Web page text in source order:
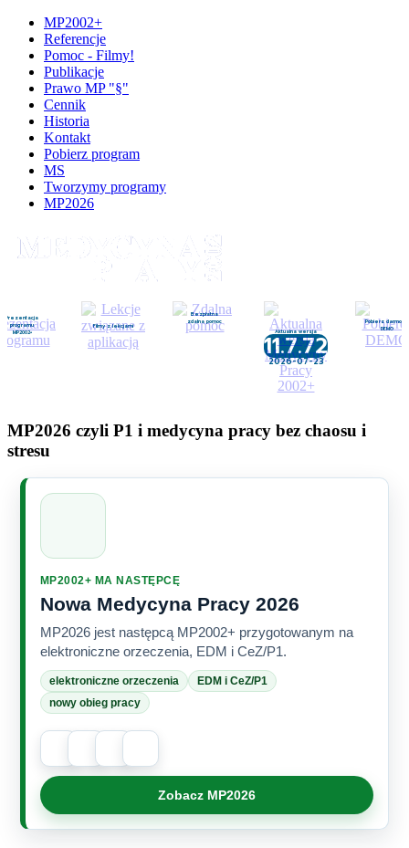
MP2002+
Referencje
Pomoc - Filmy!
Publikacje
Prawo MP "§"
Cennik
Historia
Kontakt
Pobierz program
MS
Tworzymy programy
MP2026
MP2026 czyli P1 i medycyna pracy bez chaosu i
stresu
MP2002+ MA NASTĘPCĘ
Nowa Medycyna Pracy 2026
MP2026 jest następcą MP2002+ przygotowanym na
elektroniczne orzeczenia, EDM i CeZ/P1.
elektroniczne orzeczenia
EDM i CeZ/P1
nowy obieg pracy
Zobacz MP2026